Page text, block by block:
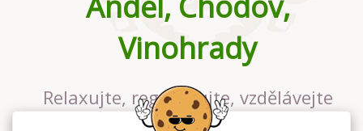
Vinohrady
Relaxujte, regenerujte, vzdělávejte
se v největším jógovém studiu v